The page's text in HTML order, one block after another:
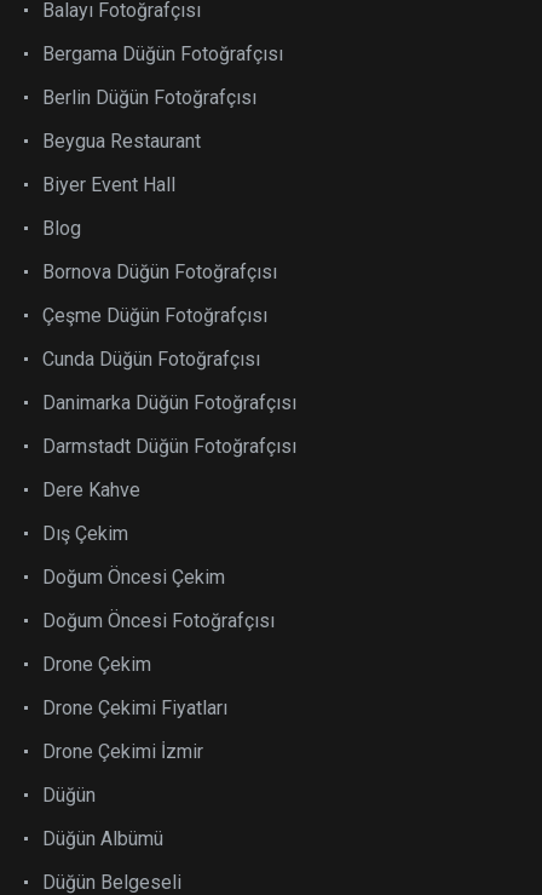
Balayı Fotoğrafçısı
Bergama Düğün Fotoğrafçısı
Berlin Düğün Fotoğrafçısı
Beygua Restaurant
Biyer Event Hall
Blog
Bornova Düğün Fotoğrafçısı
Çeşme Düğün Fotoğrafçısı
Cunda Düğün Fotoğrafçısı
Danimarka Düğün Fotoğrafçısı
Darmstadt Düğün Fotoğrafçısı
Dere Kahve
Dış Çekim
Doğum Öncesi Çekim
Doğum Öncesi Fotoğrafçısı
Drone Çekim
Drone Çekimi Fiyatları
Drone Çekimi İzmir
Düğün
Düğün Albümü
Düğün Belgeseli